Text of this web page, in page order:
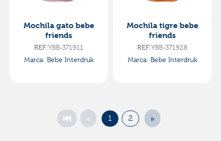
Mochila gato bebe
friends
REF:YBB-371911
Marca: Bebe Interdruk
Mochila tigre bebe
friends
REF:YBB-371928
Marca: Bebe Interdruk
« 1 2 »